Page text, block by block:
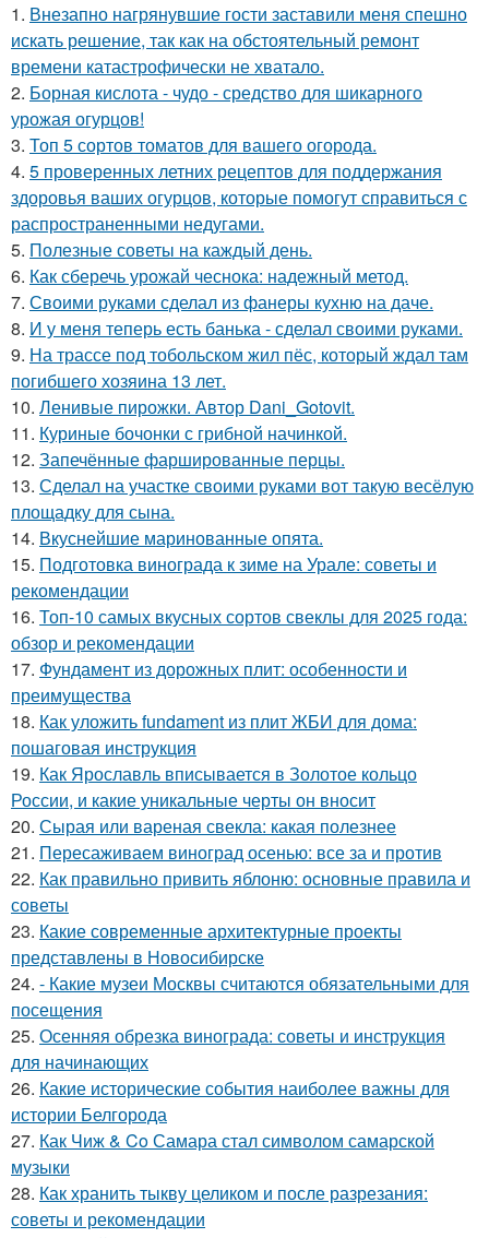
1. Внезапно нагрянувшие гости заставили меня спешно
искать решение, так как на обстоятельный ремонт
времени катастрофически не хватало.
2. Борная кислота - чудо - средство для шикарного
урожая огурцов!
3. Топ 5 сортов томатов для вашего огорода.
4. 5 проверенных летних рецептов для поддержания
здоровья ваших огурцов, которые помогут справиться с
распространенными недугами.
5. Полезные советы на каждый день.
6. Как сберечь урожай чеснока: надежный метод.
7. Своими руками сделал из фанеры кухню на даче.
8. И у меня теперь есть банька - сделал своими руками.
9. На трассе под тобольском жил пёс, который ждал там
погибшего хозяина 13 лет.
10. Ленивые пирожки. Автор Dani_Gotovit.
11. Куриные бочонки с грибной начинкой.
12. Запечённые фаршированные перцы.
13. Сделал на участке своими руками вот такую весёлую
площадку для сына.
14. Вкуснейшие маринованные опята.
15. Подготовка винограда к зиме на Урале: советы и
рекомендации
16. Топ-10 самых вкусных сортов свеклы для 2025 года:
обзор и рекомендации
17. Фундамент из дорожных плит: особенности и
преимущества
18. Как уложить fundament из плит ЖБИ для дома:
пошаговая инструкция
19. Как Ярославль вписывается в Золотое кольцо
России, и какие уникальные черты он вносит
20. Сырая или вареная свекла: какая полезнее
21. Пересаживаем виноград осенью: все за и против
22. Как правильно привить яблоню: основные правила и
советы
23. Какие современные архитектурные проекты
представлены в Новосибирске
24. - Какие музеи Москвы считаются обязательными для
посещения
25. Осенняя обрезка винограда: советы и инструкция
для начинающих
26. Какие исторические события наиболее важны для
истории Белгорода
27. Как Чиж & Co Самара стал символом самарской
музыки
28. Как хранить тыкву целиком и после разрезания:
советы и рекомендации